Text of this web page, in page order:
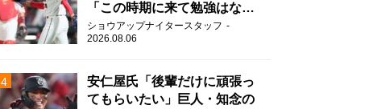
「この時期に来て勉強はな
い」
ショウアップナイタースタッフ
2026.08.06
安仁屋氏「後輩だけに頑張っ
てもらいたい」巨人・知念の